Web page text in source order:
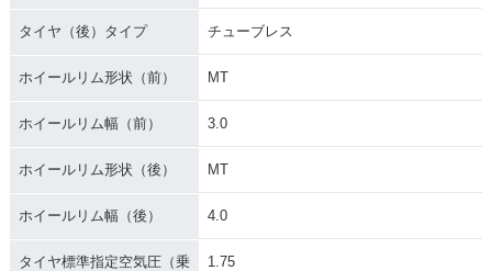
タイヤ（後）タイプ チューブレス
ホイールリム形状（前） MT
ホイールリム幅（前） 3.0
ホイールリム形状（後） MT
ホイールリム幅（後） 4.0
タイヤ標準指定空気圧（乗
1.75